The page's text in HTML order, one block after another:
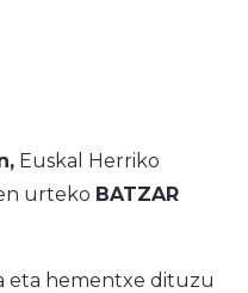
Euskal Herriko
urteko BATZAR
eta hementxe dituzu